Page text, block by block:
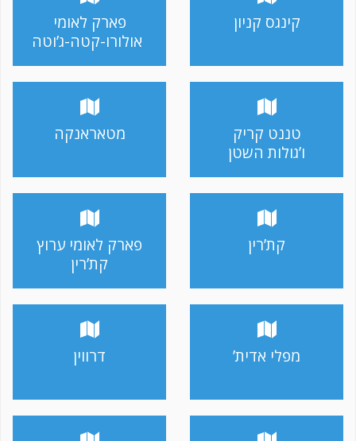
קינגס קניון
פארק לאומי
אולורו-קטה-ג’וטה
טננט קריק
ו’גולות השטן
מטאראנקה
קת’רין
פארק לאומי ערוץ
קת’רין
מפלי אדית’ דרווין